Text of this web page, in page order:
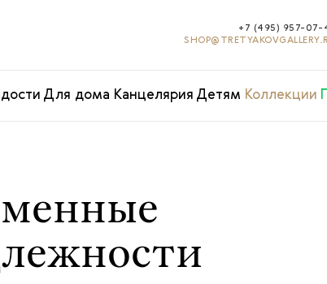
+7 (495) 957-07-
Для дома Канцелярия Детям Коллекции